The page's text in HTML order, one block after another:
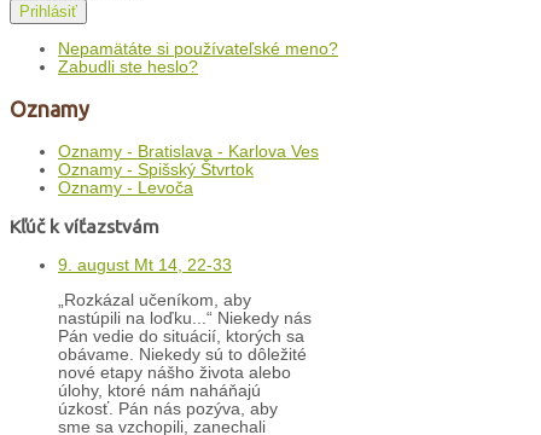
Prihlásiť
Nepamätáte si používateľské meno?
Zabudli ste heslo?
Oznamy
Oznamy - Bratislava - Karlova Ves
Oznamy - Spišský Štvrtok
Oznamy - Levoča
Kľúč k víťazstvám
9. august Mt 14, 22-33
„Rozkázal učeníkom, aby
nastúpili na loďku...“ Niekedy nás
Pán vedie do situácií, ktorých sa
obávame. Niekedy sú to dôležité
nové etapy nášho života alebo
úlohy, ktoré nám naháňajú
úzkosť. Pán nás pozýva, aby
sme sa vzchopili, zanechali